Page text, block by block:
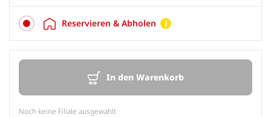
Reservieren & Abholen
In den Warenkorb
Noch keine Filiale ausgewählt